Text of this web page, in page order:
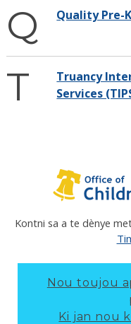
Q Quality Pre-K
T
Truancy
Services
Kontni sa a te dènye
Nou toujou
Ki jan nou